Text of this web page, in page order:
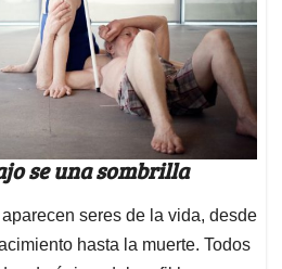
se una sombrilla
seres de la vida, desde
hasta la muerte. Todos